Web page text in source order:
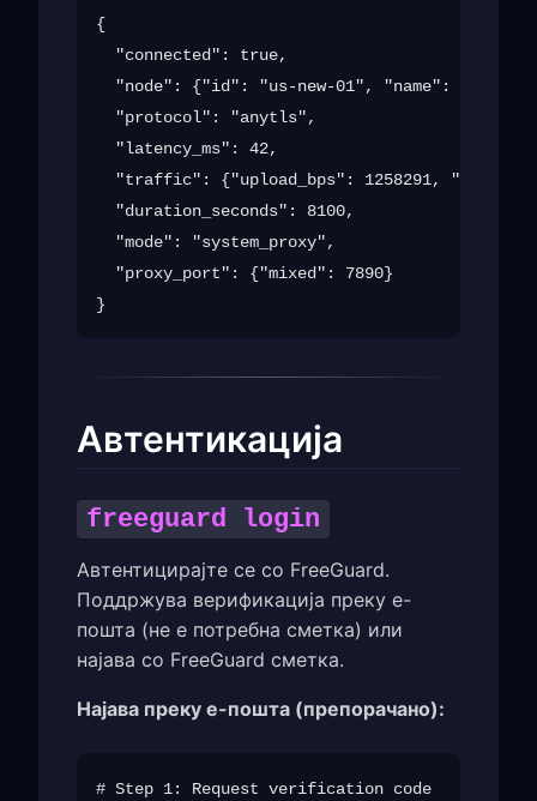
{
  "connected": true,
"node": {"id": "us-new-01", "name":
  "protocol": "anytls",
  "latency_ms": 42,
"traffic": {"upload_bps": 1258291,
  "duration_seconds": 8100,
  "mode": "system_proxy",
  "proxy_port": {"mixed": 7890}
Автентикација
freeguard login
Автентицирајте се со FreeGuard.
Поддржува верификација преку е-
пошта (не е потребна сметка) или
најава со FreeGuard сметка.
Најава преку е-пошта (препорачано):
# Step 1: Request verification code